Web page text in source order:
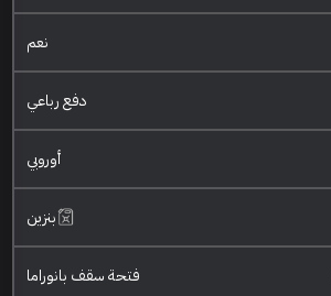
نعم
دفع رباعي
أوروبي
بنزين
فتحة سقف بانوراما